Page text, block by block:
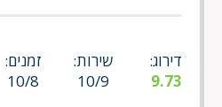
דירוג:
9.73
שירות:
10/9
זמנים:
10/8